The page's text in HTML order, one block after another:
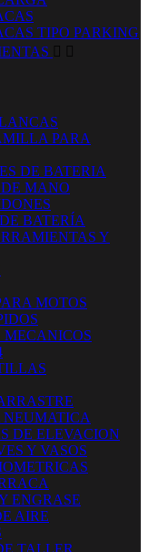
TIPO PARKING
 
PARA
DE BATERIA
MANO
BATERÍA
Y
MOTOS
MECANICOS
DE ELEVACION
Y VASOS
ENGRASE
AIRE
TALLER